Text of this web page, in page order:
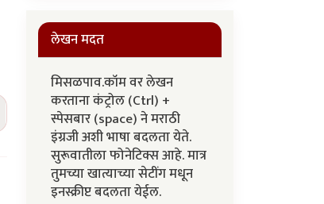
लेखन मदत
मिसळपाव.कॉम वर लेखन
करताना कंट्रोल (Ctrl) +
स्पेसबार (space) ने मराठी
इंग्रजी अशी भाषा बदलता येते.
सुरूवातीला फोनेटिक्स आहे. मात्र
तुमच्या खात्याच्या सेटींग मधून
इनस्क्रीप्ट बदलता येईल.